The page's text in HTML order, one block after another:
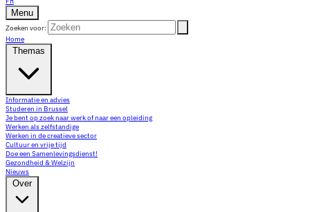
Menu
Zoeken voor:
Home
Themas
Informatie en advies
Studeren in Brussel
Je bent op zoek naar werk of naar een opleiding
Werken als zelfstandige
Werken in de creatieve sector
Cultuur en vrije tijd
Doe een Samenlevingsdienst!
Gezondheid & Welzijn
Nieuws
Over